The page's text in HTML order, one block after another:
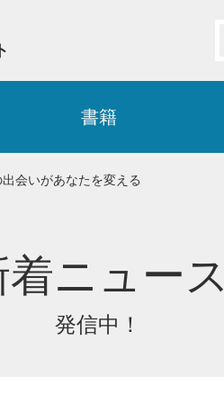
書籍
会いがあなたを変える
着ニュース
発信中！